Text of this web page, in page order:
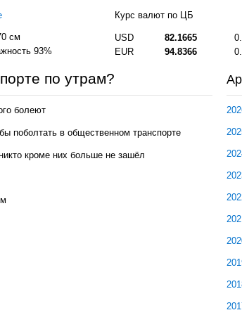
см
93%
Курс валют по ЦБ
USD 82.1665
EUR
94.8366
по утрам?
болеют
поболтать в общественном транспорте
кроме них больше не зашёл